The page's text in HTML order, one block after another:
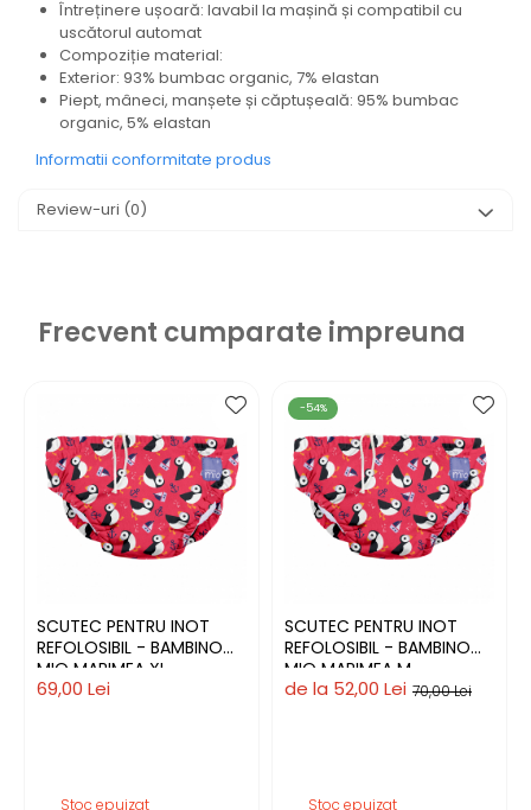
Întreținere ușoară: lavabil la mașină și compatibil cu
uscătorul automat
Compoziție material:
Exterior: 93% bumbac organic, 7% elastan
Piept, mâneci, manșete și căptușeală: 95% bumbac
organic, 5% elastan
Informatii conformitate produs
Review-uri (0)
Frecvent cumparate impreuna
SCUTEC PENTRU INOT
REFOLOSIBIL - BAMBINO
MIO MARIMEA XL
69,00 Lei
Stoc epuizat
-54%
SCUTEC PENTRU INOT
REFOLOSIBIL - BAMBINO
MIO MARIMEA M
70,00 Lei
de la 52,00 Lei
Stoc epuizat